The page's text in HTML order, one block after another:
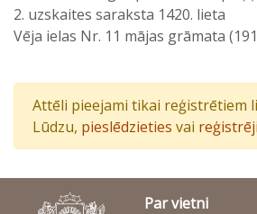
2. uzskaites saraksta 1420. lieta
Vēja ielas Nr. 11 mājas grāmata
Attēli pieejami tikai reģistrētiem
Lūdzu, pieslēdzieties vai
Par vietni